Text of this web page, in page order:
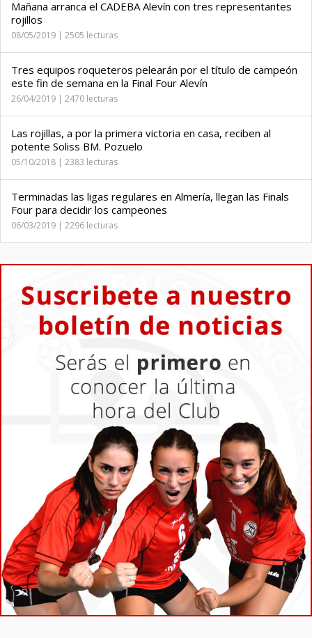
Mañana arranca el CADEBA Alevín con tres representantes
rojillos
08/05/2019 | 2505 lecturas
Tres equipos roqueteros pelearán por el título de campeón
este fin de semana en la Final Four Alevín
26/04/2019 | 2470 lecturas
Las rojillas, a por la primera victoria en casa, reciben al
potente Soliss BM. Pozuelo
05/10/2018 | 2383 lecturas
Terminadas las ligas regulares en Almería, llegan las Finals
Four para decidir los campeones
06/03/2019 | 2296 lecturas